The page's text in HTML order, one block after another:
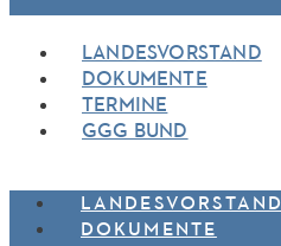
LANDESVORSTAND
DOKUMENTE
TERMINE
GGG BUND
LANDESVORSTAND
DOKUMENTE